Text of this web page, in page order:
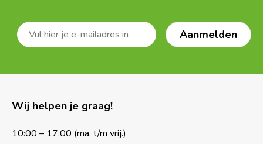
Wij helpen je graag!
10:00 – 17:00 (ma. t/m vrij.)